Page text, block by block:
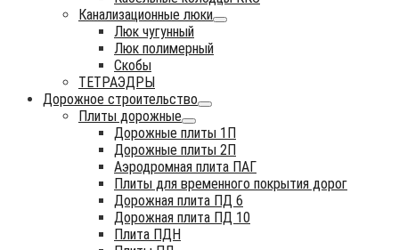
Канализационные люки
Люк чугунный
Люк полимерный
Скобы
ТЕТРАЭДРЫ
Дорожное строительство
Плиты дорожные
Дорожные плиты 1П
Дорожные плиты 2П
Аэродромная плита ПАГ
Плиты для временного покрытия дорог
Дорожная плита ПД 6
Дорожная плита ПД 10
Плита ПДН